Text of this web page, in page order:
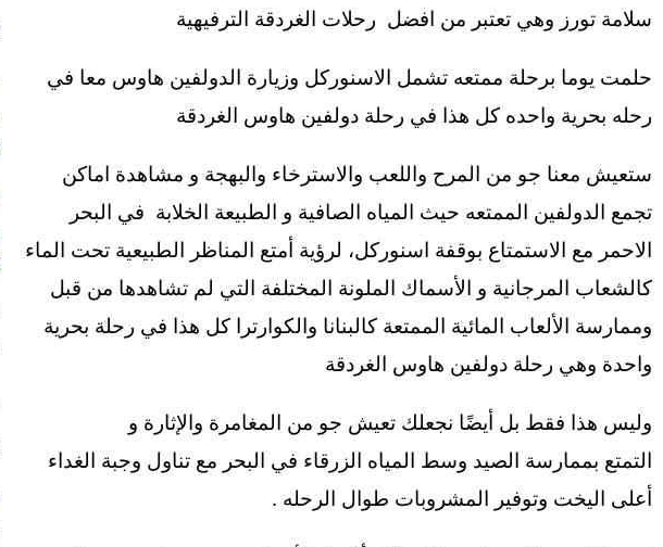
سلامة تورز وهي تعتبر من افضل رحلات الغردقة الترفيهية
حلمت يوما برحلة ممتعه تشمل الاسنوركل وزيارة الدولفين هاوس معا في
رحله بحرية واحده كل هذا في رحلة دولفين هاوس الغردقة
ستعيش معنا جو من المرح واللعب والاسترخاء والبهجة و مشاهدة اماكن
تجمع الدولفين الممتعه حيث المياه الصافية و الطبيعة الخلابة في البحر
الاحمر مع الاستمتاع بوقفة اسنوركل، لرؤية أمتع المناظر الطبيعية تحت الماء
كالشعاب المرجانية و الأسماك الملونة المختلفة التي لم تشاهدها من قبل
وممارسة الألعاب المائية الممتعة كالبنانا والكوارترا كل هذا في رحلة بحرية
واحدة وهي رحلة دولفين هاوس الغردقة
وليس هذا فقط بل أيضًا نجعلك تعيش جو من المغامرة والإثارة و
التمتع بممارسة الصيد وسط المياه الزرقاء في البحر مع تناول وجبة الغداء
أعلى اليخت وتوفير المشروبات طوال الرحله .